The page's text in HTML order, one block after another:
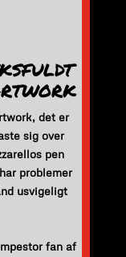
det er
sig over
pen
problemer
usvigeligt
fan af